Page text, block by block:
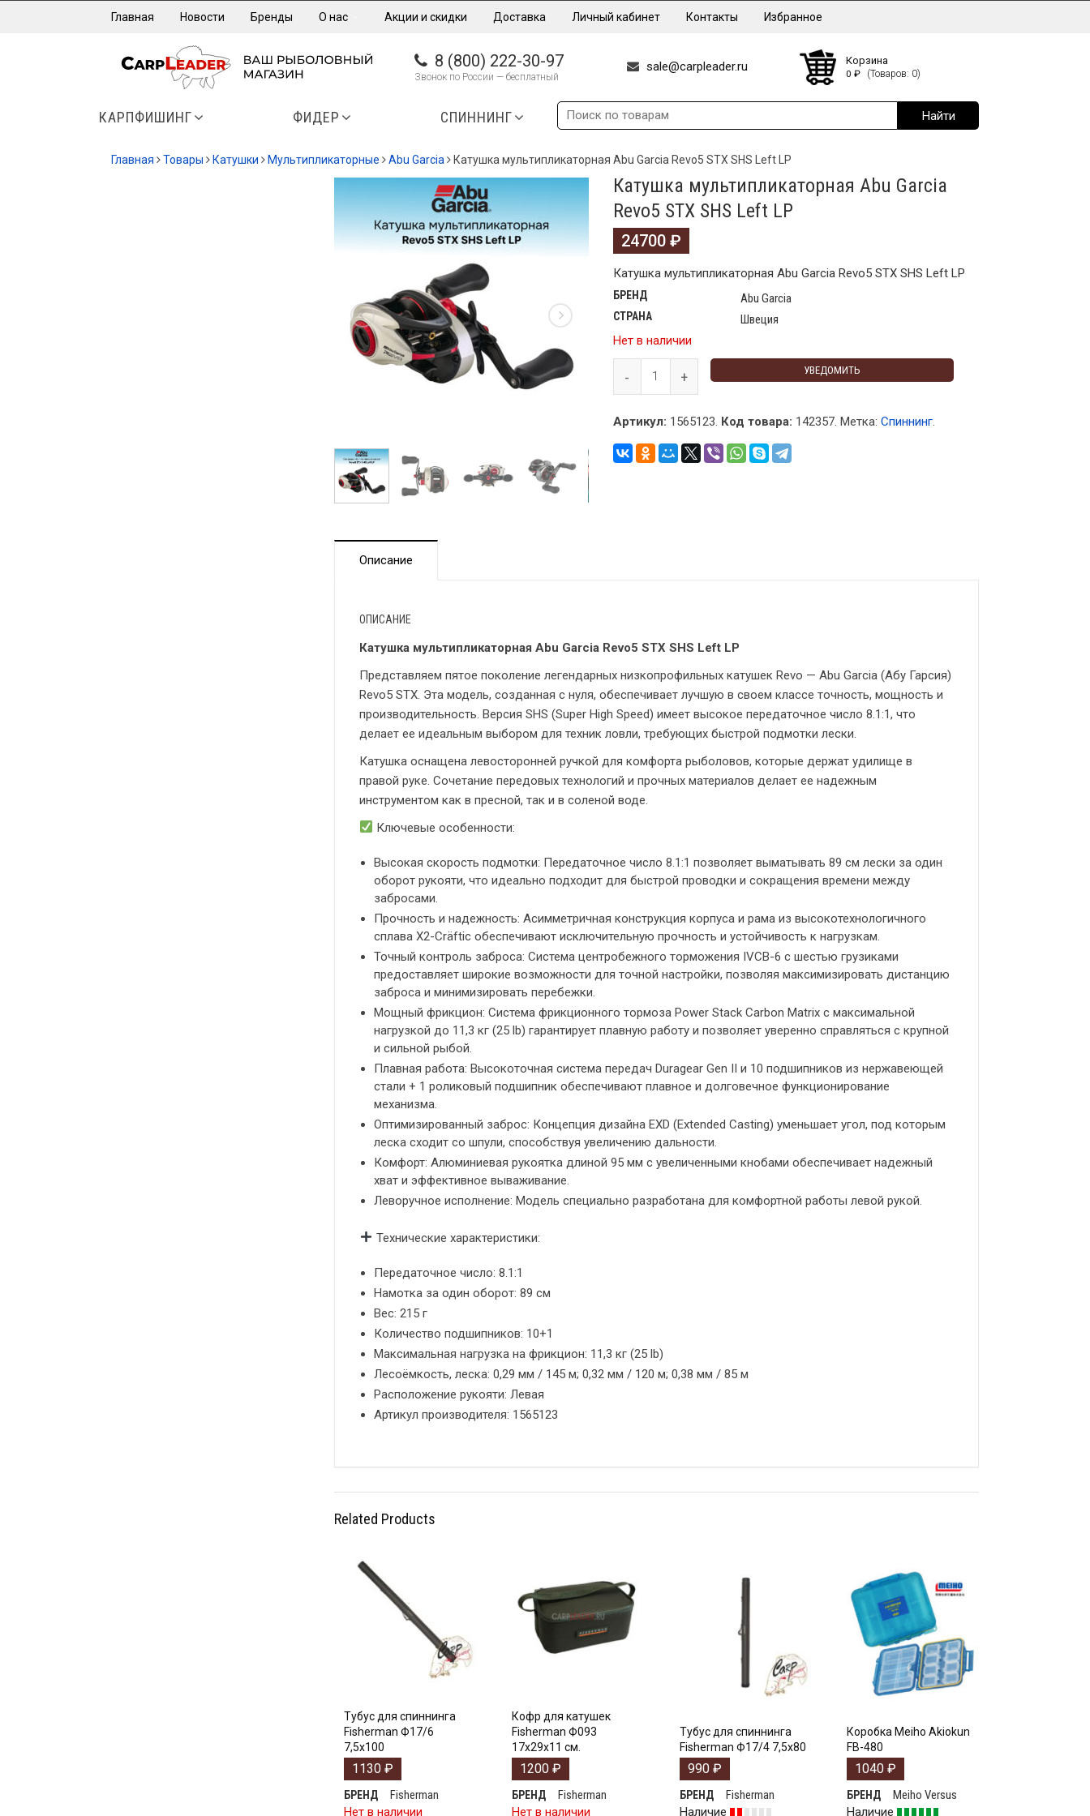
Главная Новости Бренды О нас Акции и скидки Доставка Личный кабинет Контакты Избранное
8 (800) 222-30-97
Звонок по России — бесплатный
sale@carpleader.ru Корзина
0 ₽ (Товаров: 0)
КАРПФИШИНГ ФИДЕР СПИННИНГ
Главная Товары Катушки Мультипликаторные Abu Garcia Катушка мультипликаторная Abu Garcia Revo5 STX SHS Left LP
Катушка мультипликаторная Abu Garcia
Revo5 STX SHS Left LP
24700 ₽
Катушка мультипликаторная Abu Garcia Revo5 STX SHS Left LP
БРЕНД Abu Garcia
СТРАНА
Швеция
Нет в наличии
УВЕДОМИТЬ
Артикул: 1565123. Код товара: 142357. Метка: Спиннинг.
Описание
ОПИСАНИЕ
Катушка мультипликаторная Abu Garcia Revo5 STX SHS Left LP
Представляем пятое поколение легендарных низкопрофильных катушек Revo — Abu Garcia (Абу Гарсия)
Revo5 STX. Эта модель, созданная с нуля, обеспечивает лучшую в своем классе точность, мощность и
производительность. Версия SHS (Super High Speed) имеет высокое передаточное число 8.1:1, что
делает ее идеальным выбором для техник ловли, требующих быстрой подмотки лески.
Катушка оснащена левосторонней ручкой для комфорта рыболовов, которые держат удилище в
правой руке. Сочетание передовых технологий и прочных материалов делает ее надежным
инструментом как в пресной, так и в соленой воде.
Ключевые особенности:
Высокая скорость подмотки: Передаточное число 8.1:1 позволяет выматывать 89 см лески за один
оборот рукояти, что идеально подходит для быстрой проводки и сокращения времени между
забросами.
Прочность и надежность: Асимметричная конструкция корпуса и рама из высокотехнологичного
сплава X2-Cräftic обеспечивают исключительную прочность и устойчивость к нагрузкам.
Точный контроль заброса: Система центробежного торможения IVCB-6 с шестью грузиками
предоставляет широкие возможности для точной настройки, позволяя максимизировать дистанцию
заброса и минимизировать перебежки.
Мощный фрикцион: Система фрикционного тормоза Power Stack Carbon Matrix с максимальной
нагрузкой до 11,3 кг (25 lb) гарантирует плавную работу и позволяет уверенно справляться с крупной
и сильной рыбой.
Плавная работа: Высокоточная система передач Duragear Gen II и 10 подшипников из нержавеющей
стали + 1 роликовый подшипник обеспечивают плавное и долговечное функционирование
механизма.
Оптимизированный заброс: Концепция дизайна EXD (Extended Casting) уменьшает угол, под которым
леска сходит со шпули, способствуя увеличению дальности.
Комфорт: Алюминиевая рукоятка длиной 95 мм с увеличенными кнобами обеспечивает надежный
хват и эффективное вываживание.
Леворучное исполнение: Модель специально разработана для комфортной работы левой рукой.
Технические характеристики:
Передаточное число: 8.1:1
Намотка за один оборот: 89 см
Вес: 215 г
Количество подшипников: 10+1
Максимальная нагрузка на фрикцион: 11,3 кг (25 lb)
Лесоёмкость, леска: 0,29 мм / 145 м; 0,32 мм / 120 м; 0,38 мм / 85 м
Расположение рукояти: Левая
Артикул производителя: 1565123
Related Products
Тубус для спиннинга
Fisherman Ф17/6
7,5х100
1130 ₽
БРЕНД
Fisherman
Нет в наличии
Кофр для катушек
Fisherman Ф093
17х29х11 см.
1200 ₽
БРЕНД
Fisherman
Нет в наличии
Тубус для спиннинга
Fisherman Ф17/4 7,5х80
990 ₽
БРЕНД
Fisherman
Наличие
Коробка Meiho Akiokun
FB-480
1040₽
БРЕНД
Meiho Versus
Наличие